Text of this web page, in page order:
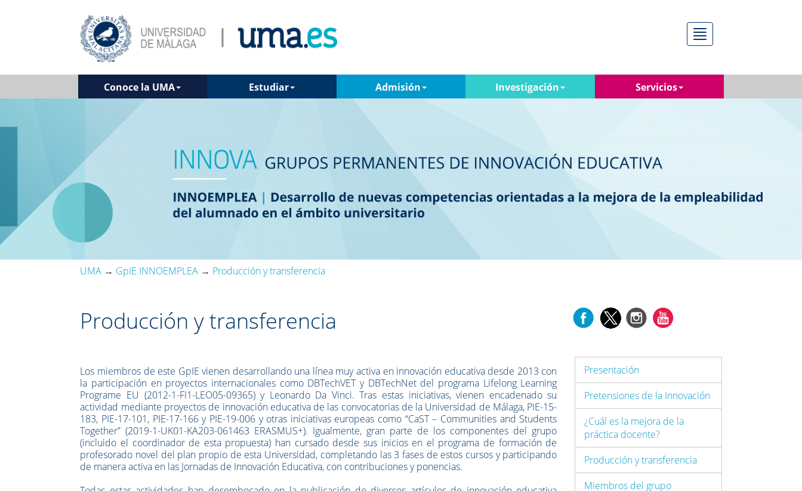
Menú
Conoce la UMA Estudiar Admisión Investigación Servicios
UMA → GpIE INNOEMPLEA → Producción y transferencia
Producción y transferencia
Los miembros de este GpIE vienen desarrollando una línea muy activa en innovación educativa desde 2013 con
la participación en proyectos internacionales como DBTechVET y DBTechNet del programa Lifelong Learning
Programe EU (2012-1-FI1-LEO05-09365) y Leonardo Da Vinci. Tras estas iniciativas, vienen encadenado su
actividad mediante proyectos de innovación educativa de las convocatorias de la Universidad de Málaga, PIE-15-
183, PIE-17-101, PIE-17-166 y PIE-19-006 y otras iniciativas europeas como “CaST – Communities and Students
Together” (2019-1-UK01-KA203-061463 ERASMUS+). Igualmente, gran parte de los componentes del grupo
(incluido el coordinador de esta propuesta) han cursado desde sus inicios en el programa de formación de
profesorado novel del plan propio de esta Universidad, completando las 3 fases de estos cursos y participando
de manera activa en las Jornadas de Innovación Educativa, con contribuciones y ponencias.
Presentación
Pretensiones de la Innovación
¿Cuál es la mejora de la
práctica docente?
Producción y transferencia
Miembros del grupo